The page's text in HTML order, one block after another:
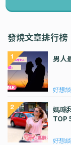
發燒文章排行榜
男人
好想
媽咪
TOP
好想